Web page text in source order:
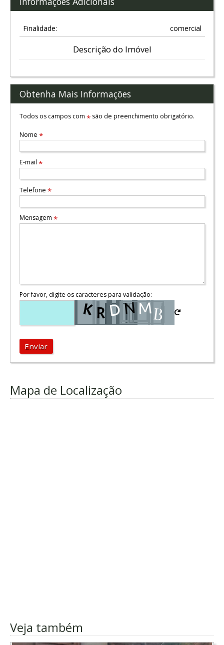
Finalidade: comercial
Descrição do Imóvel
Obtenha Mais Informações
Todos os campos com *são de preenchimento obrigatório.
Nome *
E-mail *
Telefone *
Mensagem *
Por favor, digite os caracteres para validação:
Enviar
Mapa de Localização
Veja também